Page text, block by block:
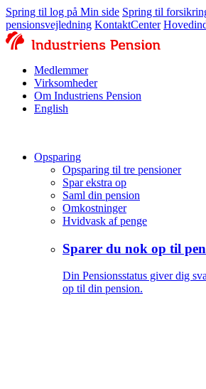
Spring til log på Min side Spring til
pensionsvejledning KontaktCenter
Medlemmer
Virksomheder
Om Industriens Pension
English
Opsparing
Opsparing til tre pensioner
Spar ekstra op
Saml din pension
Omkostninger
Hvidvask af penge
Sparer du nok op til
Din Pensionsstatus giver dig
op til din pension.